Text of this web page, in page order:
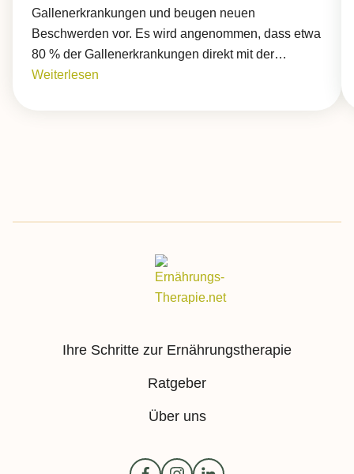
Gallenerkrankungen und beugen neuen
Beschwerden vor. Es wird angenommen, dass etwa
80 % der Gallenerkrankungen direkt mit der…
Weiterlesen
Ihre Schritte zur Ernährungstherapie
Ratgeber
Über uns